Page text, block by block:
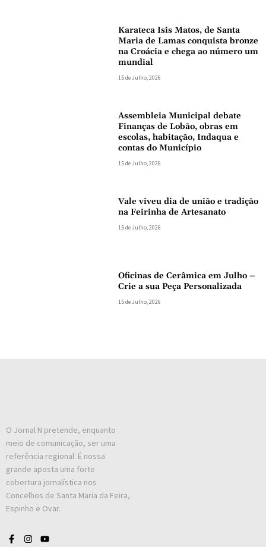
Karateca Isis Matos, de Santa
Maria de Lamas conquista bronze
na Croácia e chega ao número um
mundial
15 de Julho, 2026
Assembleia Municipal debate
Finanças de Lobão, obras em
escolas, habitação, Indaqua e
contas do Município
15 de Julho, 2026
Vale viveu dia de união e tradição
na Feirinha de Artesanato
15 de Julho, 2026
Oficinas de Cerâmica em Julho –
Crie a sua Peça Personalizada
15 de Julho, 2026
O Jornal N pretende, enquanto
meio de comunicação, ser uma
referência regional. É nossa
grande aposta uma forte
cobertura jornalística nos
Concelhos de Santa Maria da Feira,
Espinho e Ovar.